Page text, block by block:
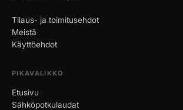
Tilaus- ja toimitusehdot
Meistä
Käyttöehdot
PIKAVALIKKO
Etusivu
Sähköpotkulaudat